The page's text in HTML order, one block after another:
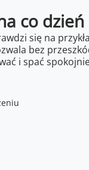
co dzień
się na
bez
i spać